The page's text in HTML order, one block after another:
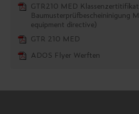
GTR210 MED
Baumusterprüfbescheininigung
equipment directive)
GTR 210 MED
ADOS Flyer Werften